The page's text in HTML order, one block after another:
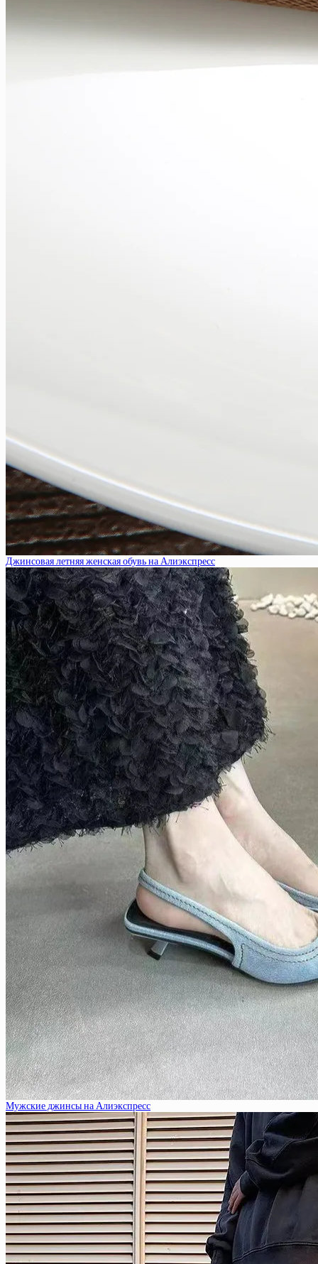
Джинсовая летняя женская обувь на Алиэкспресс
Мужские джинсы на Алиэкспресс